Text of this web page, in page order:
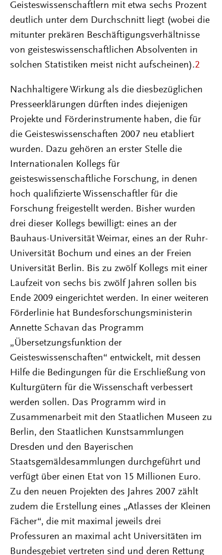
Geisteswissenschaftlern mit etwa sechs Prozent
deutlich unter dem Durchschnitt liegt (wobei die
mitunter prekären Beschäftigungsverhältnisse
von geisteswissenschaftlichen Absolventen in
solchen Statistiken meist nicht aufscheinen).2
Nachhaltigere Wirkung als die diesbezüglichen
Presseerklärungen dürften indes diejenigen
Projekte und Förderinstrumente haben, die für
die Geisteswissenschaften 2007 neu etabliert
wurden. Dazu gehören an erster Stelle die
Internationalen Kollegs für
geisteswissenschaftliche Forschung, in denen
hoch qualifizierte Wissenschaftler für die
Forschung freigestellt werden. Bisher wurden
drei dieser Kollegs bewilligt: eines an der
Bauhaus-Universität Weimar, eines an der Ruhr-
Universität Bochum und eines an der Freien
Universität Berlin. Bis zu zwölf Kollegs mit einer
Laufzeit von sechs bis zwölf Jahren sollen bis
Ende 2009 eingerichtet werden. In einer weiteren
Förderlinie hat Bundesforschungsministerin
Annette Schavan das Programm
„Übersetzungsfunktion der
Geisteswissenschaften“ entwickelt, mit dessen
Hilfe die Bedingungen für die Erschließung von
Kulturgütern für die Wissenschaft verbessert
werden sollen. Das Programm wird in
Zusammenarbeit mit den Staatlichen Museen zu
Berlin, den Staatlichen Kunstsammlungen
Dresden und den Bayerischen
Staatsgemäldesammlungen durchgeführt und
verfügt über einen Etat von 15 Millionen Euro.
Zu den neuen Projekten des Jahres 2007 zählt
zudem die Erstellung eines „Atlasses der Kleinen
Fächer“, die mit maximal jeweils drei
Professuren an maximal acht Universitäten im
Bundesgebiet vertreten sind und deren Rettung